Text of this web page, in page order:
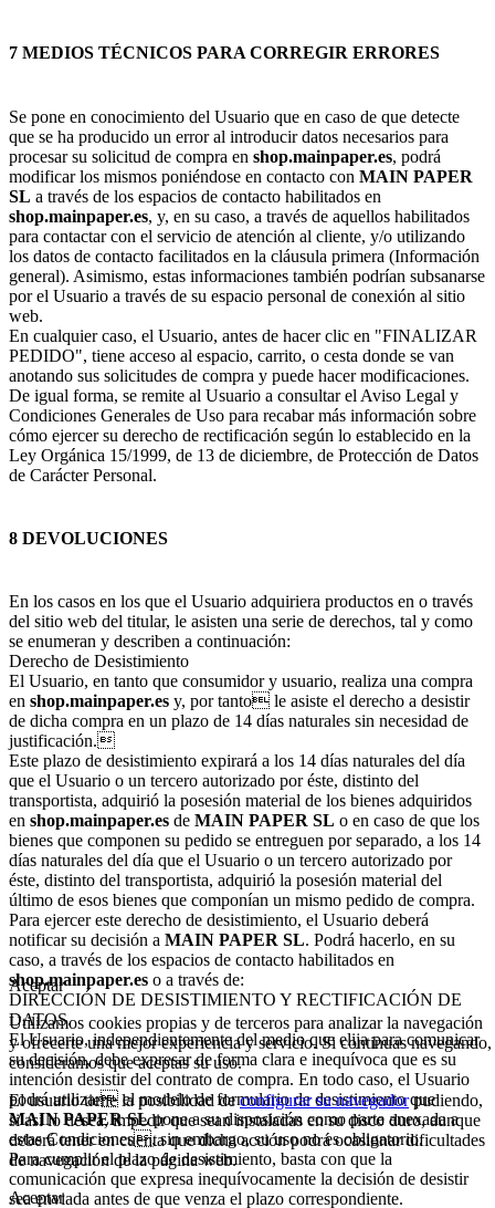
7 MEDIOS TÉCNICOS PARA CORREGIR ERRORES
Se pone en conocimiento del Usuario que en caso de que detecte
que se ha producido un error al introducir datos necesarios para
procesar su solicitud de compra en shop.mainpaper.es, podrá
modificar los mismos poniéndose en contacto con MAIN PAPER
SL a través de los espacios de contacto habilitados en
shop.mainpaper.es, y, en su caso, a través de aquellos habilitados
para contactar con el servicio de atención al cliente, y/o utilizando
los datos de contacto facilitados en la cláusula primera (Información
general). Asimismo, estas informaciones también podrían subsanarse
por el Usuario a través de su espacio personal de conexión al sitio
web.
En cualquier caso, el Usuario, antes de hacer clic en "FINALIZAR
PEDIDO", tiene acceso al espacio, carrito, o cesta donde se van
anotando sus solicitudes de compra y puede hacer modificaciones.
De igual forma, se remite al Usuario a consultar el Aviso Legal y
Condiciones Generales de Uso para recabar más información sobre
cómo ejercer su derecho de rectificación según lo establecido en la
Ley Orgánica 15/1999, de 13 de diciembre, de Protección de Datos
de Carácter Personal.
8 DEVOLUCIONES
En los casos en los que el Usuario adquiriera productos en o través
del sitio web del titular, le asisten una serie de derechos, tal y como
se enumeran y describen a continuación:
Derecho de Desistimiento
El Usuario, en tanto que consumidor y usuario, realiza una compra
en shop.mainpaper.es y, por tanto le asiste el derecho a desistir
de dicha compra en un plazo de 14 días naturales sin necesidad de
justificación.
Este plazo de desistimiento expirará a los 14 días naturales del día
que el Usuario o un tercero autorizado por éste, distinto del
transportista, adquirió la posesión material de los bienes adquiridos
en shop.mainpaper.es de MAIN PAPER SL o en caso de que los
bienes que componen su pedido se entreguen por separado, a los 14
días naturales del día que el Usuario o un tercero autorizado por
éste, distinto del transportista, adquirió la posesión material del
último de esos bienes que componían un mismo pedido de compra.
Para ejercer este derecho de desistimiento, el Usuario deberá
notificar su decisión a MAIN PAPER SL. Podrá hacerlo, en su
caso, a través de los espacios de contacto habilitados en
shop.mainpaper.es o a través de:
DIRECCIÓN DE DESISTIMIENTO Y RECTIFICACIÓN DE
DATOS.
El Usuario, independientemente del medio que elija para comunicar
su decisión, debe expresar de forma clara e inequívoca que es su
intención desistir del contrato de compra. En todo caso, el Usuario
podrá utilizar el modelo de formulario de desistimiento que
MAIN PAPER SLpone a su disposición como parte anexada a
estas Condiciones, sin embargo, su uso no es obligatorio.
Para cumplir el plazo de desistimiento, basta con que la
comunicación que expresa inequívocamente la decisión de desistir
sea enviada antes de que venza el plazo correspondiente.
Aceptar
Utilizamos cookies propias y de terceros para analizar la navegación
y ofrecerte una mejor experiencia y servicio. Si continuas navegando,
consideramos que aceptas su uso.
El usuario tiene la posibilidad deconfigurar su navegadorpudiendo,
si así lo desea, impedir que sean instaladas en su disco duro, aunque
deberá tener en cuenta que dicha acción podrá ocasionar dificultades
de navegación de la página web.
Aceptar